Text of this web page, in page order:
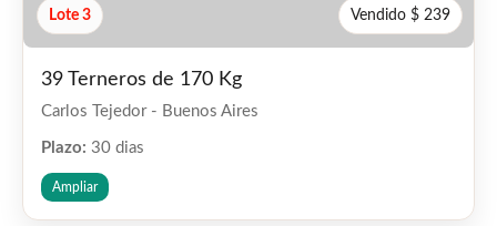
Lote 3 Vendido $ 239
39 Terneros de 170 Kg
Carlos Tejedor - Buenos Aires
Plazo: 30 dias
Ampliar